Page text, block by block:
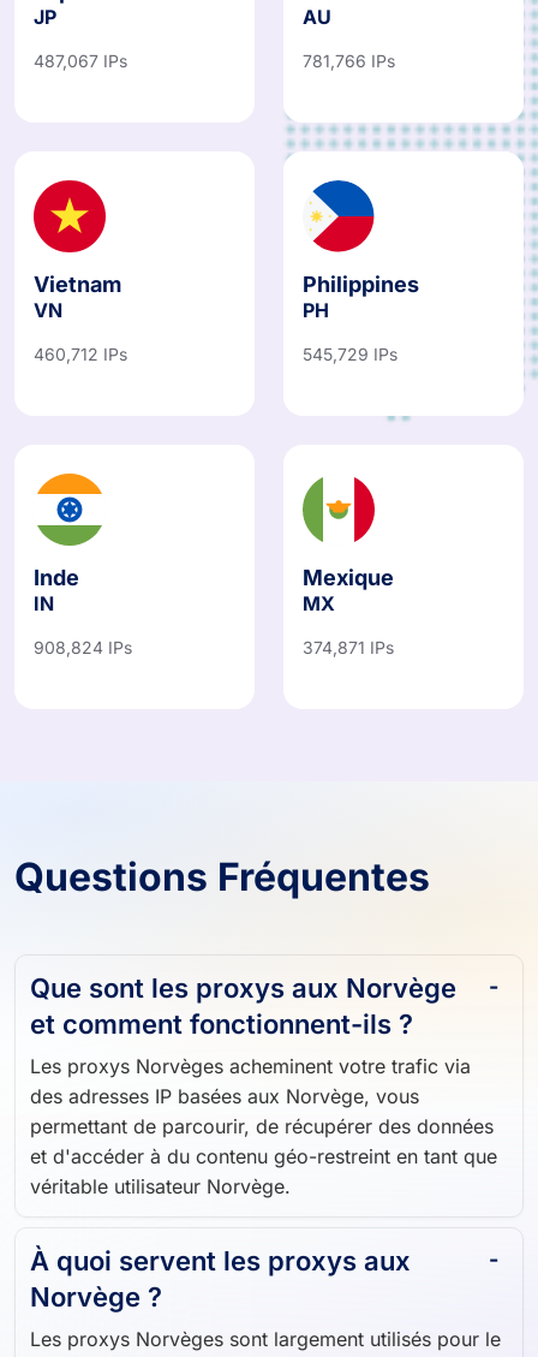
Japon
JP
Australie
AU
VN PH
IN MX
Que sont les proxys aux Norvège
et comment fonctionnent-ils ?
Les proxys Norvèges acheminent votre trafic via
des adresses IP basées aux Norvège, vous
permettant de parcourir, de récupérer des données
et d'accéder à du contenu géo-restreint en tant que
À quoi servent les proxys aux
Norvège ?